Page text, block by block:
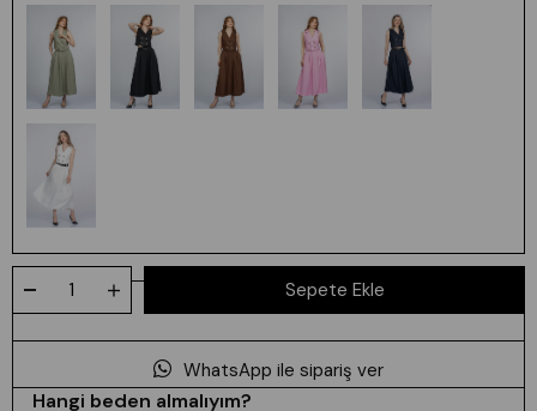
WhatsApp ile sipariş ver
Hangi beden almalıyım?